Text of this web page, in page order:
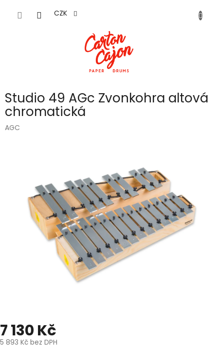
CZK
Studio 49 AGc Zvonkohra altová
chromatická
AGC
7 130 Kč
5 893 Kč bez DPH